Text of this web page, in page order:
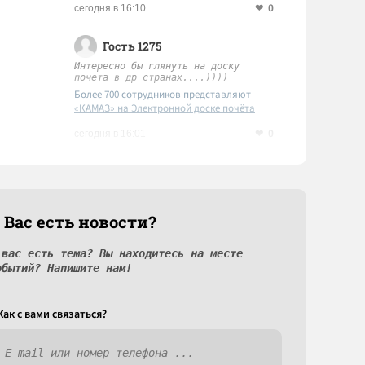
сегодня в 16:10 0
Гость 1275
Интересно бы глянуть на доску
почета в др странах....))))
Более 700 сотрудников представляют
«КАМАЗ» на Электронной доске почёта
есть новости?
есть тема? Вы находитесь на месте
Напишите нам!
c вами связаться?